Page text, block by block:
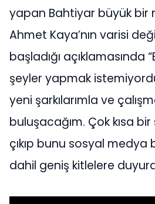
yapan Bahtiyar büyük bir
Ahmet Kaya’nın varisi
başladığı açıklamasında
şeyler yapmak
yeni şarkılarımla ve
buluşacağım. Çok kısa
çıkıp bunu sosyal
dahil geniş kitlelere